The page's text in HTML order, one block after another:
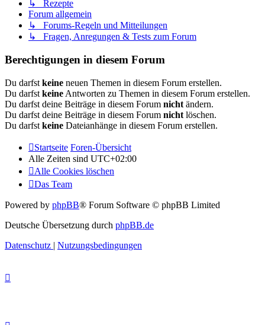
↳ Rezepte
Forum allgemein
↳ Forums-Regeln und Mitteilungen
↳ Fragen, Anregungen & Tests zum Forum
Berechtigungen in diesem Forum
Du darfst keine neuen Themen in diesem Forum erstellen.
Du darfst keine Antworten zu Themen in diesem Forum erstellen.
Du darfst deine Beiträge in diesem Forum nicht ändern.
Du darfst deine Beiträge in diesem Forum nicht löschen.
Du darfst keine Dateianhänge in diesem Forum erstellen.
Startseite Foren-Übersicht
Alle Zeiten sind UTC+02:00
Alle Cookies löschen
Das Team
Powered by phpBB® Forum Software © phpBB Limited
Deutsche Übersetzung durch phpBB.de
Datenschutz | Nutzungsbedingungen